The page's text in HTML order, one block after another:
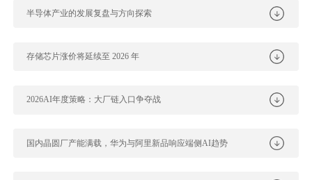
半导体产业的发展复盘与方向探索
存储芯片涨价将延续至 2026 年
2026AI年度策略：大厂链入口争夺战
国内晶圆厂产能满载，华为与阿里新品响应端侧AI趋势